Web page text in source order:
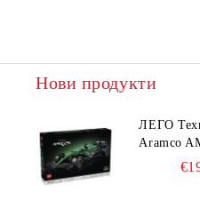
Нови продукти
ЛЕГО
Aramco